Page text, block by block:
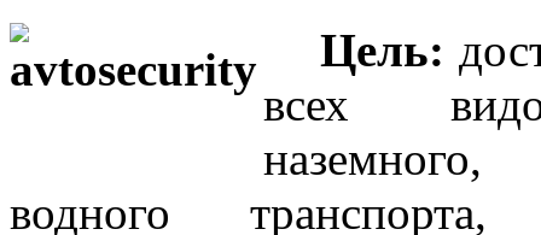
Цель:
всех
водного